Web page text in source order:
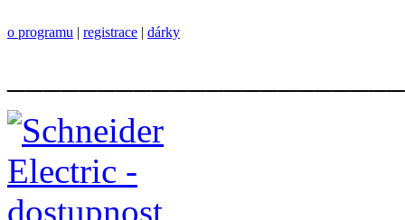
o programu | registrace | dárky